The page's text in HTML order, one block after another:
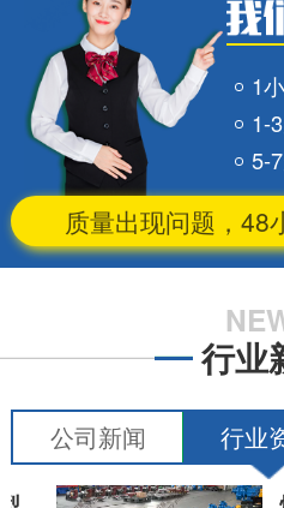
1
1-
5-
质量出现问题，48
行业
公司新闻 行业